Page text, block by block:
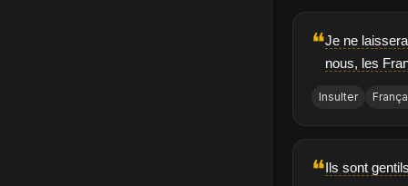
❝Je ne
nous, les
Insulter
❝Ils sont